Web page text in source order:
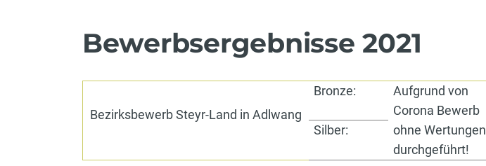
Bewerbsergebnisse 2021
Bezirksbewerb Steyr-Land in Adlwang
Bronze:
Aufgrund von
Corona Bewerb
ohne Wertungen
durchgeführt!
Silber: